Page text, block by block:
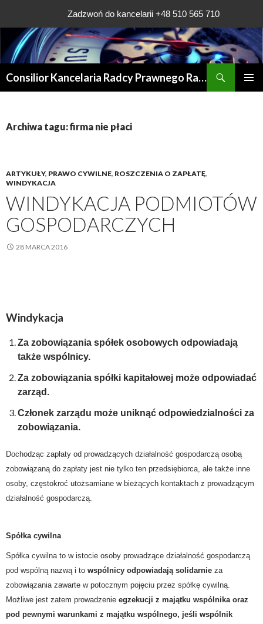
Zadzwoń do kancelarii +48 510 565 710
Consilior Kancelaria Radcy Prawnego Rafała Grądys
Archiwa tagu: firma nie płaci
ARTYKUŁY, PRAWO CYWILNE, ROSZCZENIA O ZAPŁATĘ,
WINDYKACJA
WINDYKACJA PODMIOTÓW
GOSPODARCZYCH
28 MARCA 2016
Windykacja
Za zobowiązania spółek osobowych odpowiadają
także wspólnicy.
Za zobowiązania spółki kapitałowej może odpowiadać
zarząd.
Członek zarządu może uniknąć odpowiedzialności za
zobowiązania.
Dochodząc zapłaty od prowadzących działalność gospodarczą osobą
zobowiązaną do zapłaty jest nie tylko ten przedsiębiorca, ale także inne
osoby, częstokroć utożsamiane w bieżących kontaktach z prowadzącym
działalność gospodarczą.
Spółka cywilna
Spółka cywilna to w istocie osoby prowadzące działalność gospodarczą
pod wspólną nazwą i to wspólnicy odpowiadają solidarnie za
zobowiązania zawarte w potocznym pojęciu przez spółkę cywilną.
Możliwe jest zatem prowadzenie egzekucji z majątku wspólnikaoraz
pod pewnymi warunkami z majątku wspólnego, jeśli wspólnik